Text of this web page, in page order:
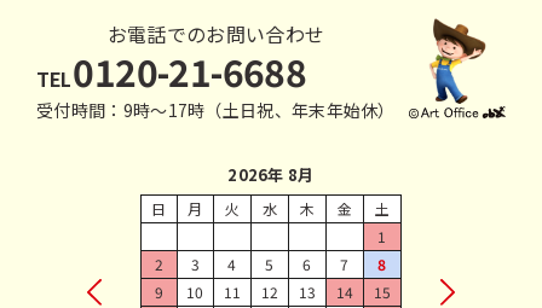
お電話でのお問い合わせ
TEL0120-21-6688
受付時間：9時〜17時（土日祝、年末年始休）
2026年 8月
日 月 火 水 木 金
土
1
2
3 4 5 6 7
8
9
10 11 12 13 14
15